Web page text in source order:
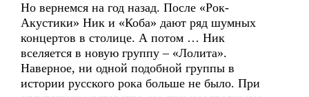
Но вернемся на год назад. После «Рок-
Акустики» Ник и «Коба» дают ряд шумных
концертов в столице. А потом … Ник
вселяется в новую группу – «Лолита».
Наверное, ни одной подобной группы в
истории русского рока больше не было. При